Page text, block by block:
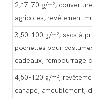
2,17-70 g/m²,
agricoles, revêtement
3,50-100 g/m², sacs à
pochettes pour
cadeaux, rembourrage
4,50-120 g/m²,
canapé, ameublement,